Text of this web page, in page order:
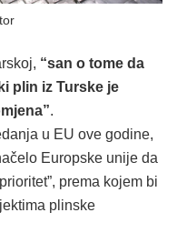
“san o tome da
plin iz Turske je
.
u EU ove godine,
Europske unije da
prema kojem bi
plinske